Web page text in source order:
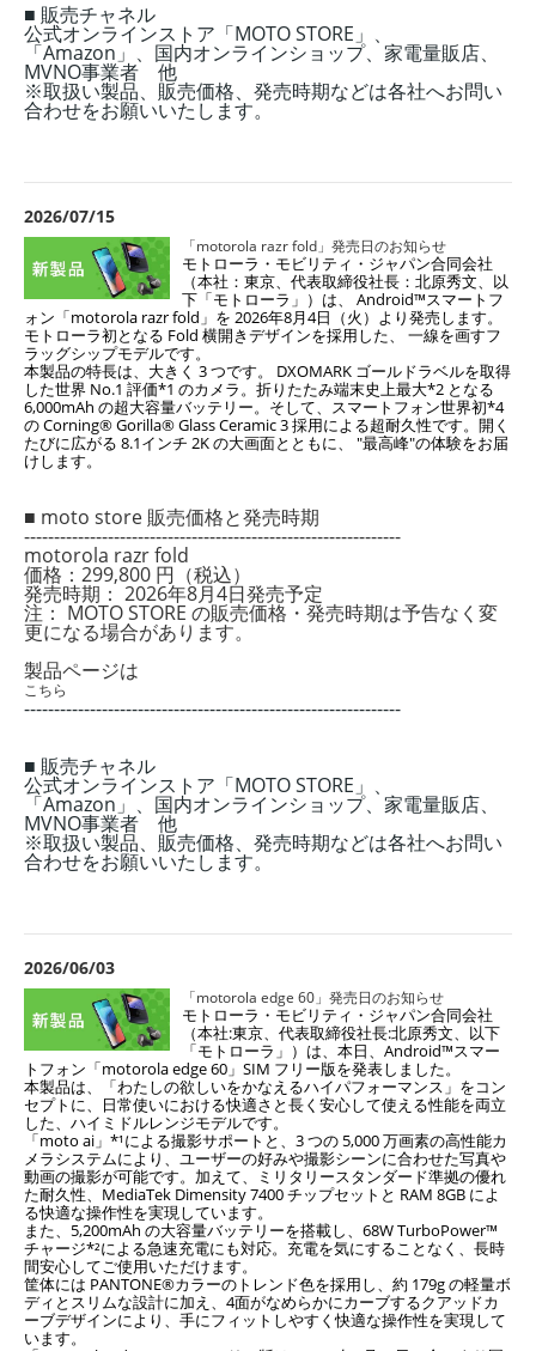
■ 販売チャネル
公式オンラインストア「MOTO STORE」、
「Amazon」、国内オンラインショップ、家電量販店、
MVNO事業者 他
※取扱い製品、販売価格、発売時期などは各社へお問い
合わせをお願いいたします。
2026/07/15
「motorola razr fold」発売日のお知らせ
モトローラ・モビリティ・ジャパン合同会社
（本社：東京、代表取締役社長：北原秀文、以
下「モト ローラ」）は、 Android™スマートフ
ォン「motorola razr fold」を 2026年8月4日（火）より発売します。
モトローラ初となる Fold 横開きデザインを採用した、 一線を画すフ
ラッグシップモデルです。
本製品の特長は、大きく 3 つです。 DXOMARK ゴールドラベルを取得
した世界 No.1 評価*1 のカメラ。折りたたみ端末史上最大*2 となる
6,000mAh の超大容量バッテリー。そして、スマートフォン世界初*4
の Corning® Gorilla® Glass Ceramic 3 採用による超耐久性です。開く
たびに広がる 8.1インチ 2K の大画面とともに、 "最高峰"の体験をお届
けします。
■ moto store 販売価格と発売時期
---------------------------------------------------------------
motorola razr fold
価格：299,800 円（税込）
発売時期： 2026年8月4日発売予定
注： MOTO STORE の販売価格・発売時期は予告なく変
更になる場合があります。
製品ページは
こちら
---------------------------------------------------------------
■ 販売チャネル
公式オンラインストア「MOTO STORE」、
「Amazon」、国内オンラインショップ、家電量販店、
MVNO事業者 他
※取扱い製品、販売価格、発売時期などは各社へお問い
合わせをお願いいたします。
2026/06/03
「motorola edge 60」発売日のお知らせ
モトローラ・モビリティ・ジャパン合同会社
（本社:東京、代表取締役社⾧:北原秀文、以下
「モトローラ」）は、本日、Android™スマー
トフォン「motorola edge 60」SIM フリー版を発表しました。
本製品は、「わたしの欲しいをかなえるハイパフォーマンス」をコン
セプトに、日常使いにおける快適さと⾧く安心して使える性能を両立
した、ハイミドルレンジモデルです。
「moto ai」*¹による撮影サポートと、3 つの 5,000 万画素の高性能カ
メラシステムにより、ユーザーの好みや撮影シーンに合わせた写真や
動画の撮影が可能です。加えて、ミリタリースタンダード準拠の優れ
た耐久性、MediaTek Dimensity 7400 チップセットと RAM 8GB によ
る快適な操作性を実現しています。
また、5,200mAh の大容量バッテリーを搭載し、68W TurboPower™
チャージ*²による急速充電にも対応。充電を気にすることなく、⾧時
間安心してご使用いただけます。
筐体には PANTONE®カラーのトレンド色を採用し、約 179g の軽量ボ
ディとスリムな設計に加え、4面がなめらかにカーブするクアッドカ
ーブデザインにより、手にフィットしやすく快適な操作性を実現して
います。